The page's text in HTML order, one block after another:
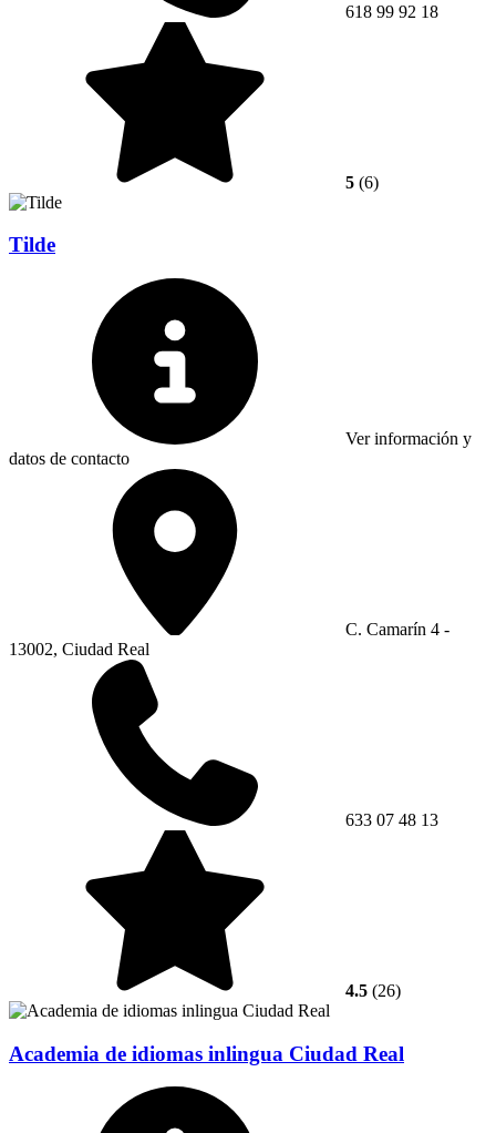
618 99 92 18
5 (6)
Tilde
Ver información y
datos de contacto
C. Camarín 4 -
13002, Ciudad Real
633 07 48 13
4.5 (26)
Academia de idiomas inlingua Ciudad Real